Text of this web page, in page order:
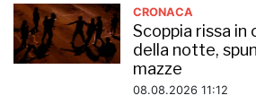
CRONACA
Scoppia rissa
della notte,
mazze
08.08.2026 11:12